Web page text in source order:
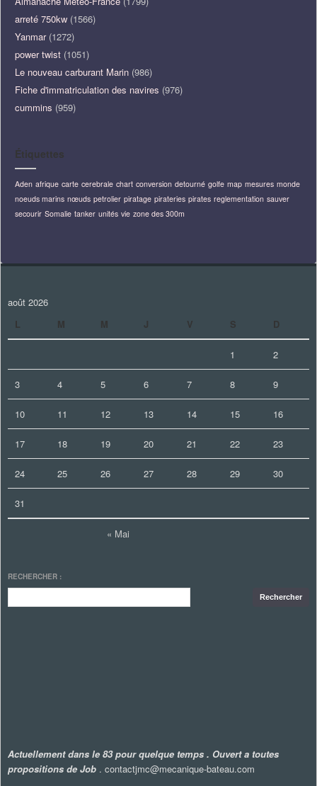
arreté 750kw (1566)
Yanmar(1272)
power twist (1051)
Le nouveau carburant Marin (986)
Fiche d'immatriculation des navires (976)
cummins (959)
Étiquettes
Aden afrique carte cerebrale chart conversion detourné golfe map mesures monde
noeuds marins nœuds petrolier piratage pirateries pirates reglementation sauver
secourir Somalie tanker unités vie zone des 300m
août 2026
L
M M J V S D
« Mai
1 2
3 4 5 6 7 8 9
10 11 12 13 14 15 16
17 18 19 20 21 22 23
24 25 26 27 28 29 30
31
RECHERCHER :
Actuellement dans le 83 pour quelque temps . Ouvert a toutes
propositions de Job . contactjmc@mecanique-bateau.com